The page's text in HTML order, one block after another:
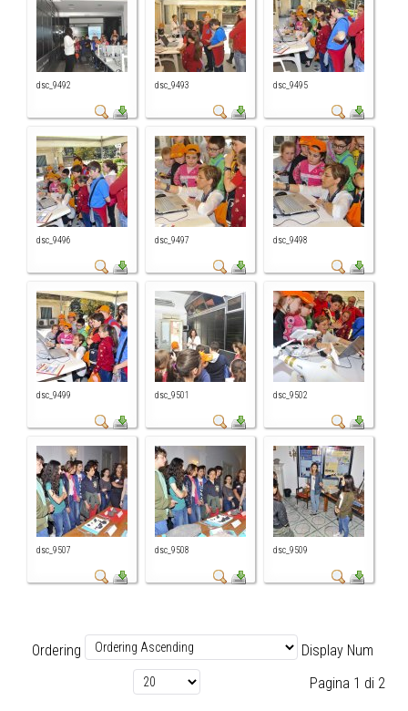
dsc_9492 dsc_9493 dsc_9495
dsc_9496 dsc_9497 dsc_9498
dsc_9499 dsc_9501 dsc_9502
dsc_9507 dsc_9508 dsc_9509
Ordering
Display Num
Pagina 1 di 2